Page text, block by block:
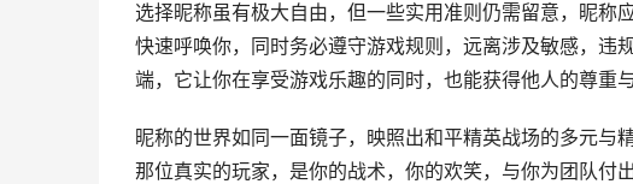
选择昵称虽有极大自由，但一些实用准则仍需留意，昵
快速呼唤你，同时务必遵守游戏规则，远离涉及敏感，违
端，它让你在享受游戏乐趣的同时，也能获得他人的尊重与
昵称的世界如同一面镜子，映照出和平精英战场的多元
那位真实的玩家，是你的战术，你的欢笑，与你为团队付